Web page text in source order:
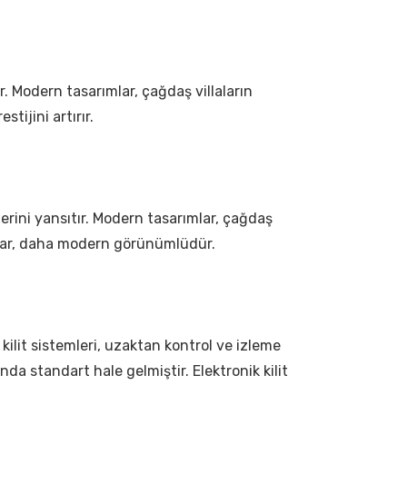
Modern tasarımlar, çağdaş villaların
artırır.
yansıtır. Modern tasarımlar, çağdaş
daha modern görünümlüdür.
kilit sistemleri, uzaktan kontrol ve izleme
standart hale gelmiştir. Elektronik kilit